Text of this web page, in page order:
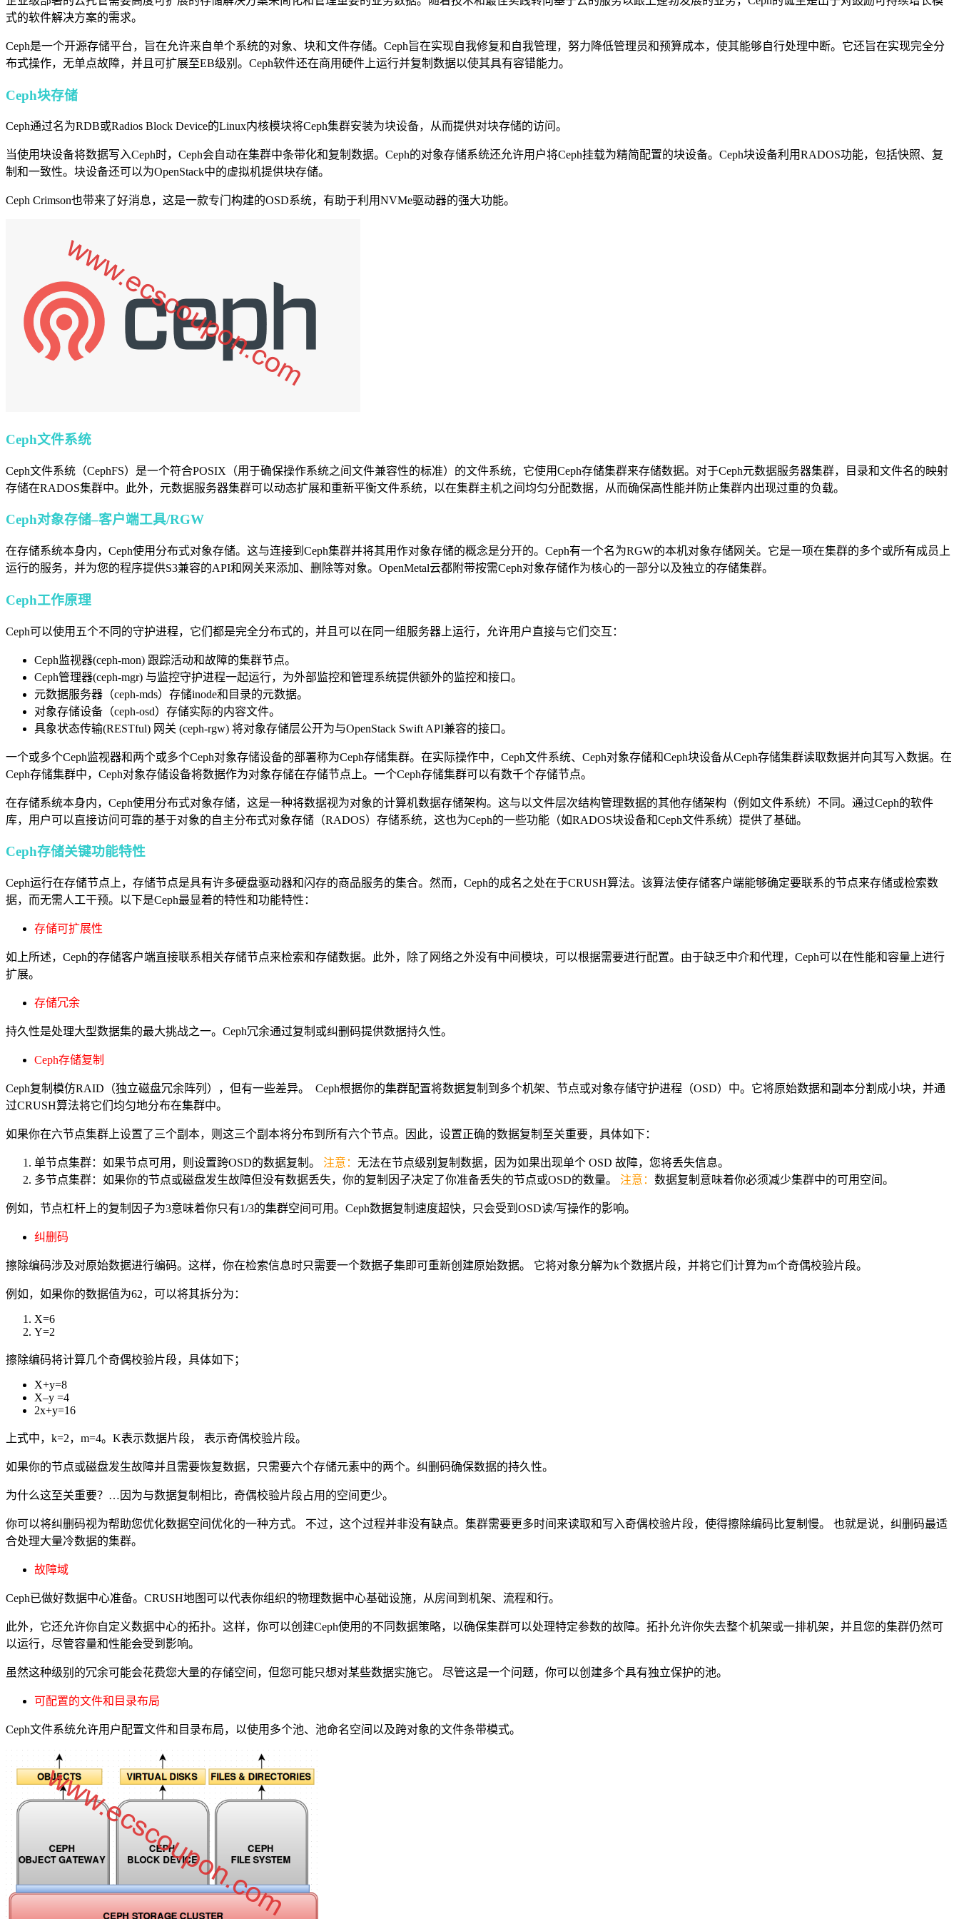
式的软件解决方案的需求。
Ceph是一个开源存储平台，旨在允许来自单个系统的对象、块和文件存储。Ceph旨在实现自我修复和自我管理，努力降低管理员和预算成本，使其能够自行处理中断。它还旨在实现完全分
布式操作，无单点故障，并且可扩展至EB级别。Ceph软件还在商用硬件上运行并复制数据以使其具有容错能力。
Ceph块存储
Ceph通过名为RDB或Radios Block Device的Linux内核模块将Ceph集群安装为块设备，从而提供对块存储的访问。
当使用块设备将数据写入Ceph时，Ceph会自动在集群中条带化和复制数据。Ceph的对象存储系统还允许用户将Ceph挂载为精简配置的块设备。Ceph块设备利用RADOS功能，包括快照、复
制和一致性。块设备还可以为OpenStack中的虚拟机提供块存储。
Ceph Crimson也带来了好消息，这是一款专门构建的OSD系统，有助于利用NVMe驱动器的强大功能。
Ceph文件系统
Ceph文件系统（CephFS）是一个符合POSIX（用于确保操作系统之间文件兼容性的标准）的文件系统，它使用Ceph存储集群来存储数据。对于Ceph元数据服务器集群，目录和文件名的映射
存储在RADOS集群中。此外，元数据服务器集群可以动态扩展和重新平衡文件系统，以在集群主机之间均匀分配数据，从而确保高性能并防止集群内出现过重的负载。
Ceph对象存储–客户端工具/RGW
在存储系统本身内，Ceph使用分布式对象存储。这与连接到Ceph集群并将其用作对象存储的概念是分开的。Ceph有一个名为RGW的本机对象存储网关。它是一项在集群的多个或所有成员上
运行的服务，并为您的程序提供S3兼容的API和网关来添加、删除等对象。OpenMetal云都附带按需Ceph对象存储作为核心的一部分以及独立的存储集群。
Ceph工作原理
Ceph可以使用五个不同的守护进程，它们都是完全分布式的，并且可以在同一组服务器上运行，允许用户直接与它们交互：
Ceph监视器(ceph-mon) 跟踪活动和故障的集群节点。
Ceph管理器(ceph-mgr) 与监控守护进程一起运行，为外部监控和管理系统提供额外的监控和接口。
元数据服务器（ceph-mds）存储inode和目录的元数据。
对象存储设备（ceph-osd）存储实际的内容文件。
具象状态传输(RESTful) 网关 (ceph-rgw) 将对象存储层公开为与OpenStack Swift API兼容的接口。
一个或多个Ceph监视器和两个或多个Ceph对象存储设备的部署称为Ceph存储集群。在实际操作中，Ceph文件系统、Ceph对象存储和Ceph块设备从Ceph存储集群读取数据并向其写入数据。在
Ceph存储集群中，Ceph对象存储设备将数据作为对象存储在存储节点上。一个Ceph存储集群可以有数千个存储节点。
在存储系统本身内，Ceph使用分布式对象存储，这是一种将数据视为对象的计算机数据存储架构。这与以文件层次结构管理数据的其他存储架构（例如文件系统）不同。通过Ceph的软件
库，用户可以直接访问可靠的基于对象的自主分布式对象存储（RADOS）存储系统，这也为Ceph的一些功能（如RADOS块设备和Ceph文件系统）提供了基础。
Ceph存储关键功能特性
Ceph运行在存储节点上，存储节点是具有许多硬盘驱动器和闪存的商品服务的集合。然而，Ceph的成名之处在于CRUSH算法。该算法使存储客户端能够确定要联系的节点来存储或检索数
据，而无需人工干预。以下是Ceph最显着的特性和功能特性：
存储可扩展性
如上所述，Ceph的存储客户端直接联系相关存储节点来检索和存储数据。此外，除了网络之外没有中间模块，可以根据需要进行配置。由于缺乏中介和代理，Ceph可以在性能和容量上进行
扩展。
存储冗余
持久性是处理大型数据集的最大挑战之一。Ceph冗余通过复制或纠删码提供数据持久性。
Ceph存储复制
Ceph复制模仿RAID（独立磁盘冗余阵列），但有一些差异。 Ceph根据你的集群配置将数据复制到多个机架、节点或对象存储守护进程（OSD）中。它将原始数据和副本分割成小块，并通
过CRUSH算法将它们均匀地分布在集群中。
如果你在六节点集群上设置了三个副本，则这三个副本将分布到所有六个节点。因此，设置正确的数据复制至关重要，具体如下：
单节点集群：如果节点可用，则设置跨OSD的数据复制。 注意： 无法在节点级别复制数据，因为如果出现单个 OSD 故障，您将丢失信息。
多节点集群：如果你的节点或磁盘发生故障但没有数据丢失，你的复制因子决定了你准备丢失的节点或OSD的数量。 注意： 数据复制意味着你必须减少集群中的可用空间。
例如，节点杠杆上的复制因子为3意味着你只有1/3的集群空间可用。Ceph数据复制速度超快，只会受到OSD读/写操作的影响。
纠删码
擦除编码涉及对原始数据进行编码。这样，你在检索信息时只需要一个数据子集即可重新创建原始数据。 它将对象分解为k个数据片段，并将它们计算为m个奇偶校验片段。
例如，如果你的数据值为62，可以将其拆分为：
X=6
Y=2
擦除编码将计算几个奇偶校验片段，具体如下；
X+y=8
X–y =4
2x+y=16
上式中，k=2，m=4。K表示数据片段， 表示奇偶校验片段。
如果你的节点或磁盘发生故障并且需要恢复数据，只需要六个存储元素中的两个。纠删码确保数据的持久性。
为什么这至关重要？…因为与数据复制相比，奇偶校验片段占用的空间更少。
你可以将纠删码视为帮助您优化数据空间优化的一种方式。 不过，这个过程并非没有缺点。集群需要更多时间来读取和写入奇偶校验片段，使得擦除编码比复制慢。 也就是说，纠删码最适
合处理大量冷数据的集群。
故障域
Ceph已做好数据中心准备。CRUSH地图可以代表你组织的物理数据中心基础设施，从房间到机架、流程和行。
此外，它还允许你自定义数据中心的拓扑。这样，你可以创建Ceph使用的不同数据策略，以确保集群可以处理特定参数的故障。拓扑允许你失去整个机架或一排机架，并且您的集群仍然可
以运行，尽管容量和性能会受到影响。
虽然这种级别的冗余可能会花费您大量的存储空间，但您可能只想对某些数据实施它。 尽管这是一个问题，你可以创建多个具有独立保护的池。
可配置的文件和目录布局
Ceph文件系统允许用户配置文件和目录布局，以使用多个池、池命名空间以及跨对象的文件条带模式。